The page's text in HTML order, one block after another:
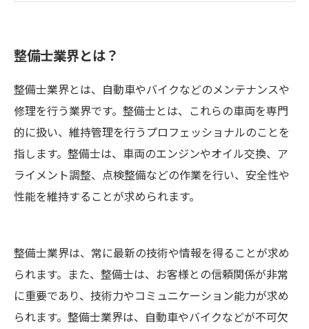
は？
整備士業界とは？
整備士業界とは、自動車やバイクなどのメンテナンスや
修理を行う業界です。整備士とは、これらの車両を専門
的に扱い、維持管理を行うプロフェッショナルのことを
指します。整備士は、車両のエンジンやオイル交換、ア
ライメント調整、点検整備などの作業を行い、安全性や
性能を維持することが求められます。
整備士業界は、常に最新の技術や情報を得ることが求め
られます。また、整備士は、お客様との信頼関係が非常
に重要であり、技術力やコミュニケーション能力が求め
られます。整備士業界は、自動車やバイクなどが不可欠